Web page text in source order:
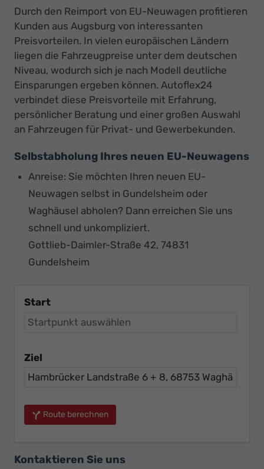
Durch den Reimport von EU-Neuwagen profitieren
Kunden aus Augsburg von interessanten
Preisvorteilen. In vielen europäischen Ländern
liegen die Fahrzeugpreise unter dem deutschen
Niveau, wodurch sich je nach Modell deutliche
Einsparungen ergeben können. Autoflex24
verbindet diese Preisvorteile mit Erfahrung,
persönlicher Beratung und einer großen Auswahl
an Fahrzeugen für Privat- und Gewerbekunden.
Selbstabholung Ihres neuen EU-Neuwagens
Anreise: Sie möchten Ihren neuen EU-
Neuwagen selbst in Gundelsheim oder
Waghäusel abholen? Dann erreichen Sie uns
schnell und unkompliziert.
Gottlieb-Daimler-Straße 42, 74831
Gundelsheim
Start
Ziel
Route berechnen
Kontaktieren Sie uns